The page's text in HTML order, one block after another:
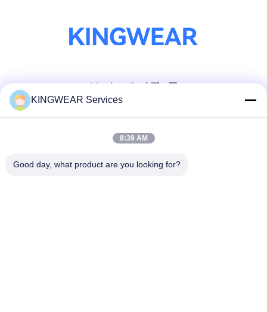
ソーシャル メディア
迅速な連絡
テレ
KINGWEAR Services
8:39 AM
Good day, what product are you looking for?